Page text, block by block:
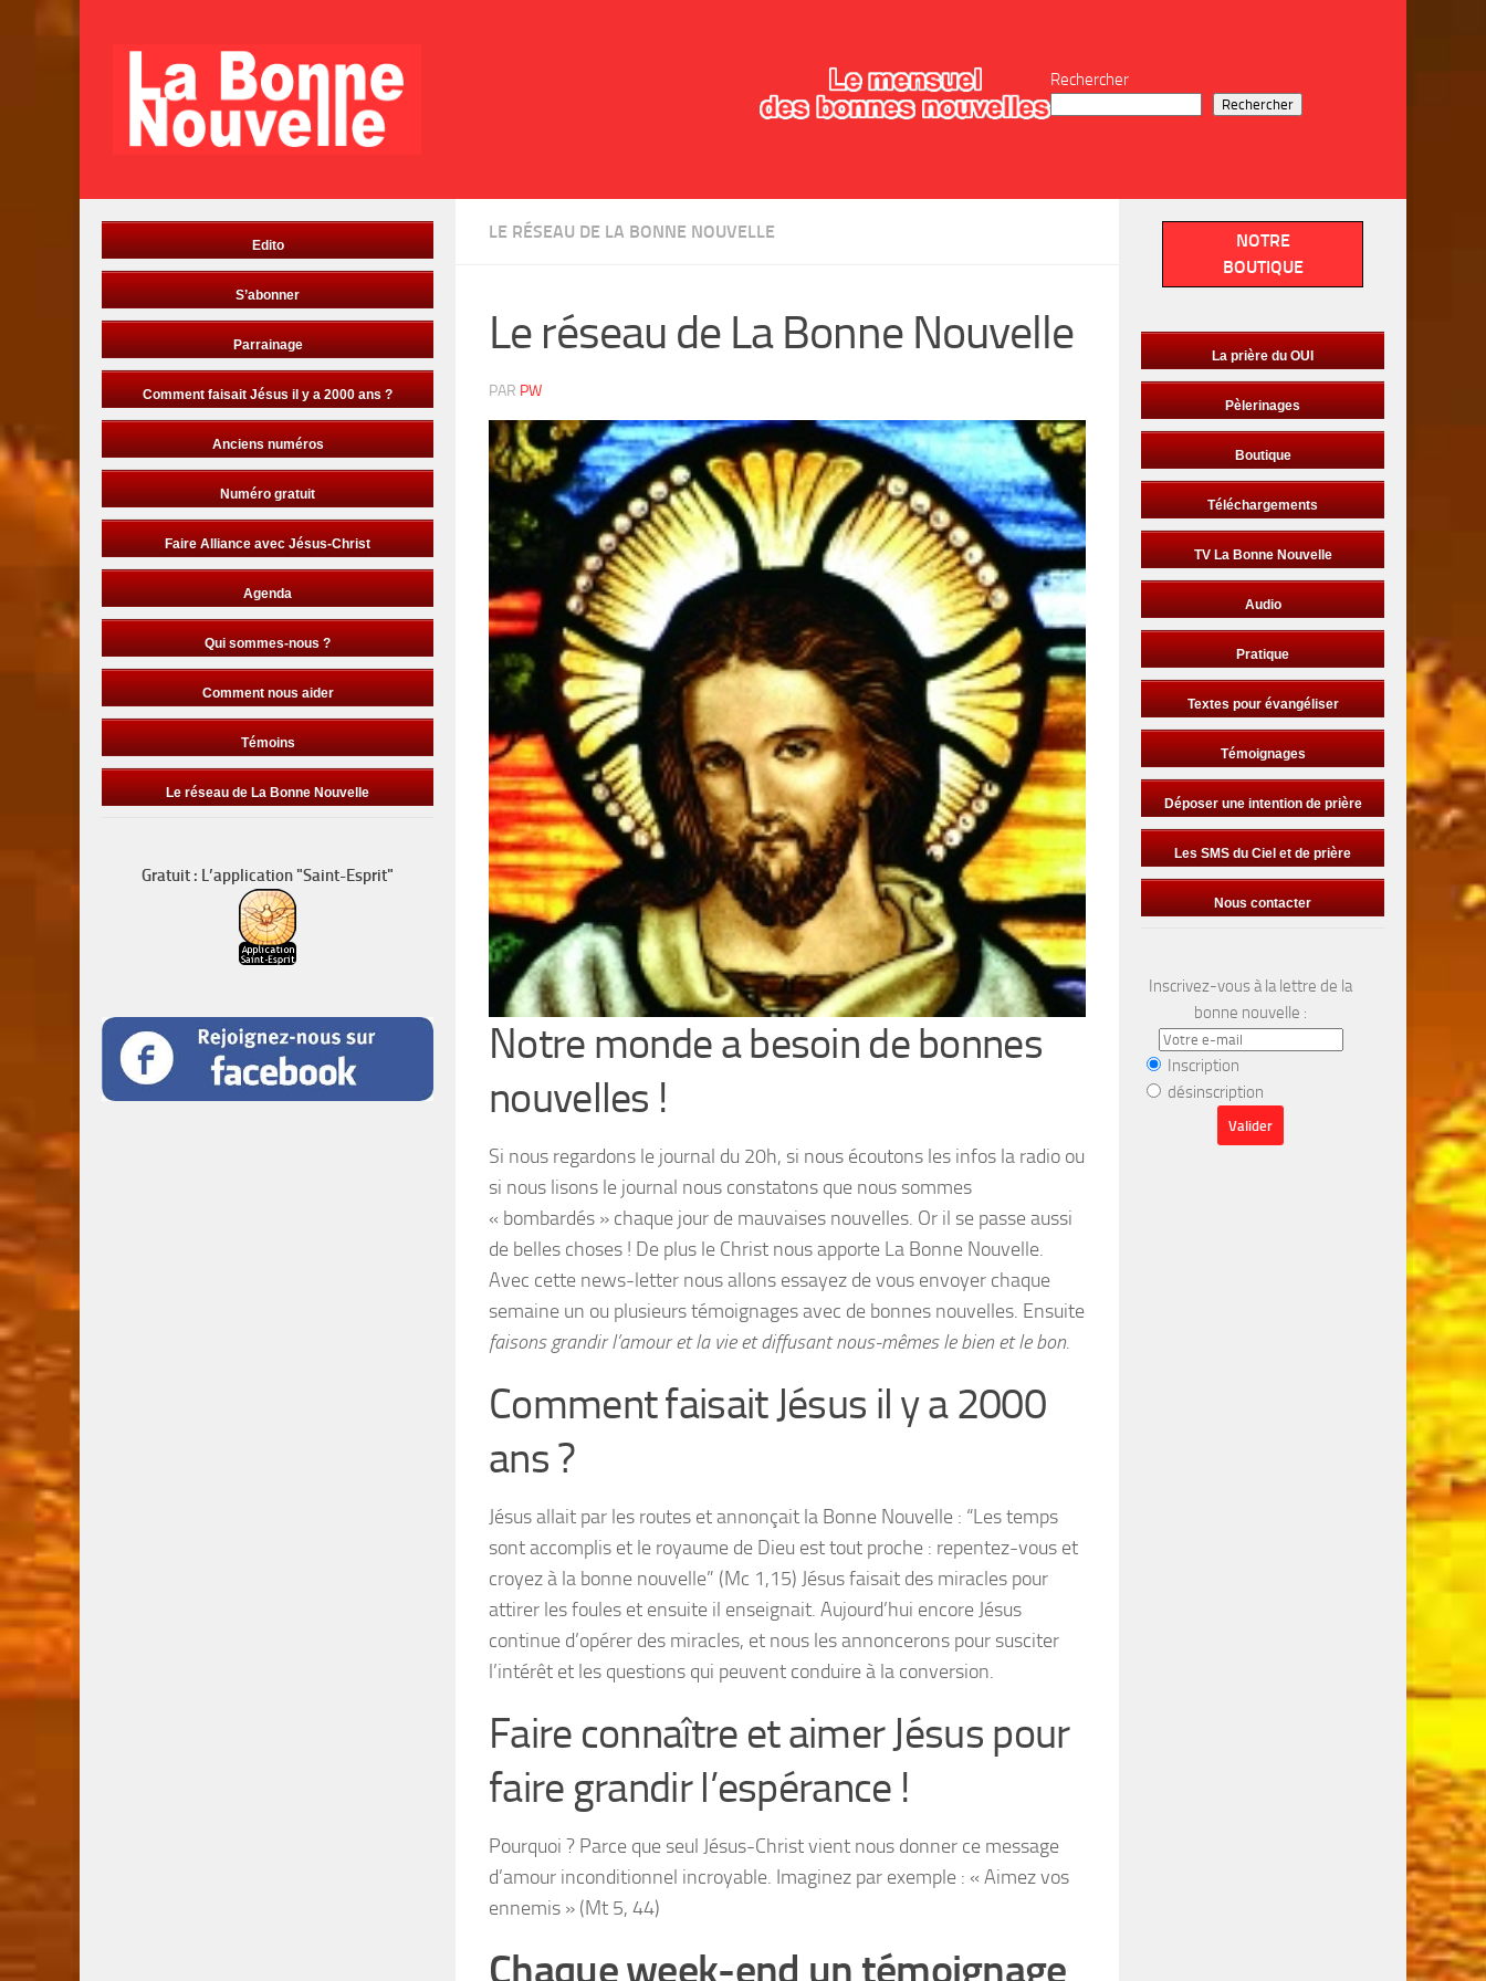
Rechercher
Rechercher
LE RÉSEAU DE LA BONNE NOUVELLE
Le réseau de La Bonne Nouvelle
PAR PW
Notre monde a besoin de bonnes
nouvelles !
Si nous regardons le journal du 20h, si nous écoutons les infos la radio ou
si nous lisons le journal nous constatons que nous sommes
« bombardés » chaque jour de mauvaises nouvelles. Or il se passe aussi
de belles choses ! De plus le Christ nous apporte La Bonne Nouvelle.
Avec cette news-letter nous allons essayez de vous envoyer chaque
semaine un ou plusieurs témoignages avec de bonnes nouvelles. Ensuite
faisons grandir l’amour et la vie et diffusant nous-mêmes le bien et le bon.
Comment faisait Jésus il y a 2000
ans ?
Jésus allait par les routes et annonçait la Bonne Nouvelle : “Les temps
sont accomplis et le royaume de Dieu est tout proche : repentez-vous et
croyez à la bonne nouvelle” (Mc 1,15) Jésus faisait des miracles pour
attirer les foules et ensuite il enseignait. Aujourd’hui encore Jésus
continue d’opérer des miracles, et nous les annoncerons pour susciter
l’intérêt et les questions qui peuvent conduire à la conversion.
Faire connaître et aimer Jésus pour
faire grandir l’espérance !
Pourquoi ? Parce que seul Jésus-Christ vient nous donner ce message
d’amour inconditionnel incroyable. Imaginez par exemple : « Aimez vos
ennemis » (Mt 5, 44)
Chaque week-end un témoignage
Edito
S’abonner
Parrainage
Comment faisait Jésus il y a 2000 ans ?
Anciens numéros
Numéro gratuit
Faire Alliance avec Jésus-Christ
Agenda
Qui sommes-nous ?
Comment nous aider
Témoins
Le réseau de La Bonne Nouvelle
Gratuit : L’application "Saint-Esprit"
NOTRE
BOUTIQUE
La prière du OUI
Pèlerinages
Boutique
Téléchargements
TV La Bonne Nouvelle
Audio
Pratique
Textes pour évangéliser
Témoignages
Déposer une intention de prière
Les SMS du Ciel et de prière
Nous contacter
Inscrivez-vous à la lettre de la
bonne nouvelle :
Inscription
désinscription